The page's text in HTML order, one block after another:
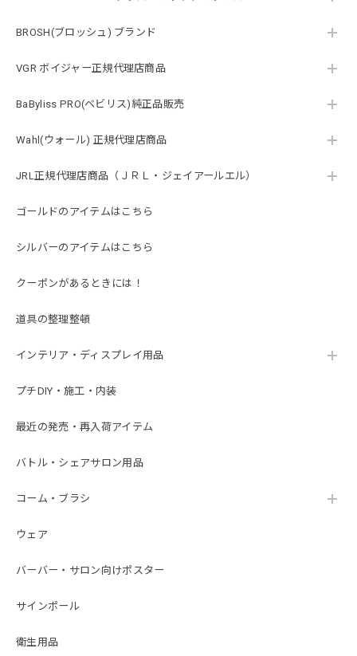
BROSH(ブロッシュ) ブランド
VGR ボイジャー正規代理店商品
BaByliss PRO(ベビリス)純正品販売
Wahl(ウォール) 正規代理店商品
JRL正規代理店商品（ＪＲＬ・ジェイアールエル）
ゴールドのアイテムはこちら
シルバーのアイテムはこちら
クーポンがあるときには！
道具の整理整頓
インテリア・ディスプレイ用品
プチDIY・施工・内装
最近の発売・再入荷アイテム
バトル・シェアサロン用品
コーム・ブラシ
ウェア
バーバー・サロン向けポスター
サインポール
衛生用品